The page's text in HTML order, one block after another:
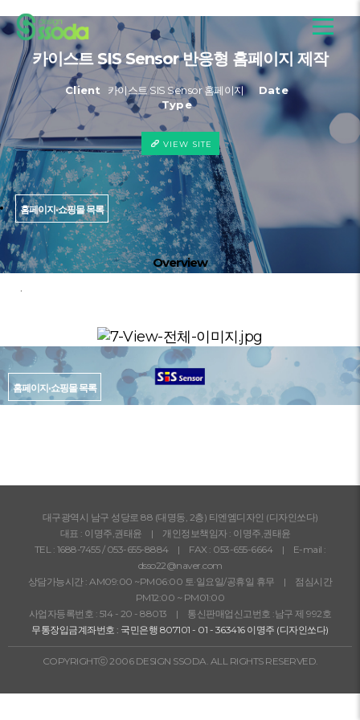
카이스트 SIS Sensor 반응형 홈페이지 제작
Client 카이스트 SIS Sensor 홈페이지
Date
Type
VIEW SITE
홈페이지·쇼핑몰 목록
Overview
.
홈페이지·쇼핑몰 목록
대구광역시 남구 성당로 88 (대명동, 2층) 티엔엠디자인 (디자인쏘다)
대표 : 이명주,권태윤 | 개인정보책임자 : 이명주,권태윤
TEL : 1688-7455/ 053-655-8884| FAX : 053-655-6664 | E-mail :
dsso22@naver.com
상담가능시간 : AM09:00 ~PM06:00 토·일요일/공휴일 휴무 | 점심시간
PM12:00 ~ PM01:00
사업자등록번호 : 514 - 20 - 88013 | 통신판매업신고번호 :남구 제 992호
무통장입금계좌번호 : 국민은행 807101 - 01 - 363416 이명주 (디자인쏘다)
COPYRIGHTⓒ 2006 DESIGN SSODA. ALL RIGHTS RESERVED.